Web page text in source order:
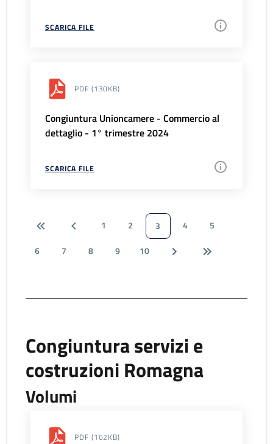
SCARICA FILE
PDF (130KB)
Congiuntura Unioncamere - Commercio al
dettaglio - 1° trimestre 2024
SCARICA FILE
1 2 3 4
5
6
7 8 9 10
Congiuntura servizi e
costruzioni Romagna
Volumi
PDF (162KB)